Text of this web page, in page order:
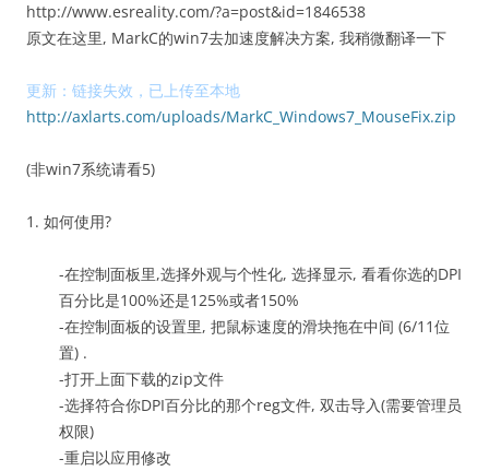
http://www.esreality.com/?a=post&id=1846538
原文在这里, MarkC的win7去加速度解决方案, 我稍微翻译一下
更新：链接失效，已上传至本地
http://axlarts.com/uploads/MarkC_Windows7_MouseFix.zip
(非win7系统请看5)
1. 如何使用?
-在控制面板里,选择外观与个性化, 选择显示, 看看你选的DPI
百分比是100%还是125%或者150%
-在控制面板的设置里, 把鼠标速度的滑块拖在中间 (6/11位
置) .
-打开上面下载的zip文件
-选择符合你DPI百分比的那个reg文件, 双击导入(需要管理员
权限)
-重启以应用修改